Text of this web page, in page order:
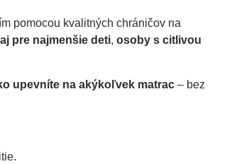
pomocou kvalitných chráničov na
pre najmenšie deti,osoby s citlivou
upevníte na akýkoľvek matrac – bez